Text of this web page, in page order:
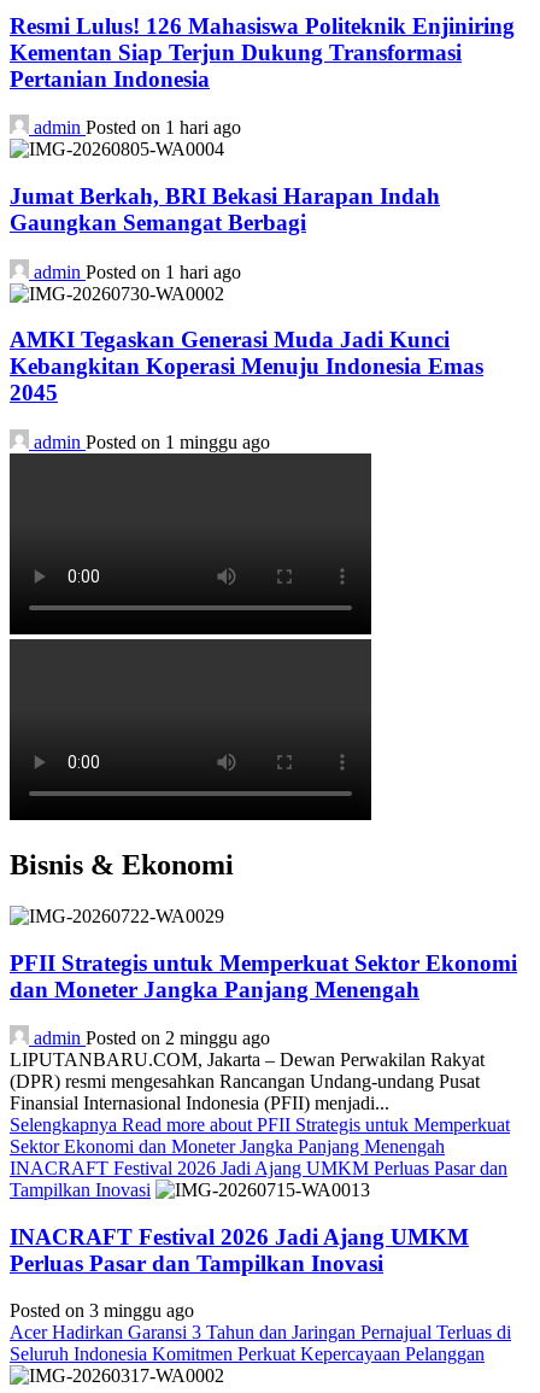
Resmi Lulus! 126 Mahasiswa Politeknik Enjiniring
Kementan Siap Terjun Dukung Transformasi
Pertanian Indonesia
admin Posted on 1 hari ago
Jumat Berkah, BRI Bekasi Harapan Indah
Gaungkan Semangat Berbagi
admin Posted on 1 hari ago
AMKI Tegaskan Generasi Muda Jadi Kunci
Kebangkitan Koperasi Menuju Indonesia Emas
2045
admin Posted on 1 minggu ago
Bisnis & Ekonomi
PFII Strategis untuk Memperkuat Sektor Ekonomi
dan Moneter Jangka Panjang Menengah
admin Posted on 2 minggu ago
LIPUTANBARU.COM, Jakarta – Dewan Perwakilan Rakyat
(DPR) resmi mengesahkan Rancangan Undang-undang Pusat
Finansial Internasional Indonesia (PFII) menjadi...
Selengkapnya Read more about PFII Strategis untuk Memperkuat
Sektor Ekonomi dan Moneter Jangka Panjang Menengah
INACRAFT Festival 2026 Jadi Ajang UMKM Perluas Pasar dan
Tampilkan Inovasi
INACRAFT Festival 2026 Jadi Ajang UMKM
Perluas Pasar dan Tampilkan Inovasi
Posted on 3 minggu ago
Acer Hadirkan Garansi 3 Tahun dan Jaringan Pernajual Terluas di
Seluruh Indonesia Komitmen Perkuat Kepercayaan Pelanggan